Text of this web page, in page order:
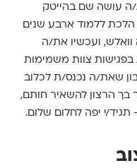
ה עושה שם בהייטק
הלכת ללמוד ארבע שנים
וואלש, ועכשיו את/ה
צוות משמימות
שאת/ה נכנס/ת לכלוב
הרצון להשאיר חותם,
תגיד/י יפה לחלום שלום.